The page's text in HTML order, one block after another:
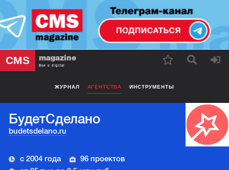
CMS magazine
Все о digital
ЖУРНАЛ АГЕНТСТВА ИНСТРУМЕНТЫ
БудетCделано
budetsdelano.ru
с 2004 года
96 проектов